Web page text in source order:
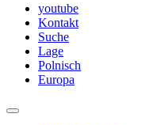
youtube
Kontakt
Suche
Lage
Polnisch
Europa